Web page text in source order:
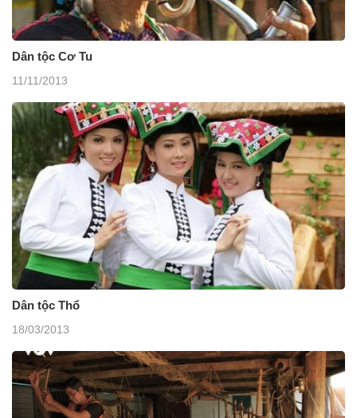
Dân tộc Cơ Tu
11/11/2013
Dân tộc Thổ
18/03/2013